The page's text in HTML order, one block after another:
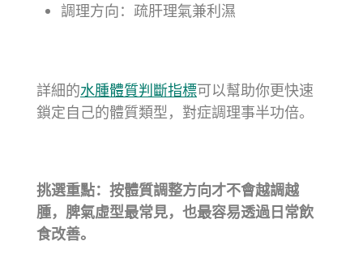
調理方向：疏肝理氣兼利濕
詳細的水腫體質判斷指標可以幫助你更快速
鎖定自己的體質類型，對症調理事半功倍。
挑選重點：按體質調整方向才不會越調越
腫，脾氣虛型最常見，也最容易透過日常飲
食改善。